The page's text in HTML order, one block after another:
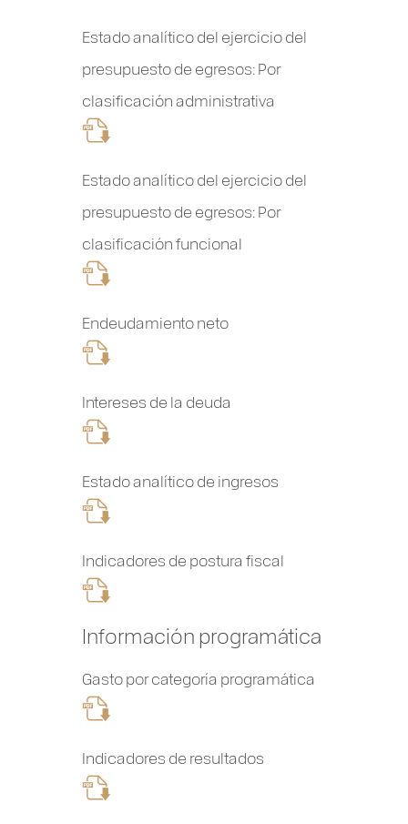
Estado analítico del ejercicio del
presupuesto de egresos: Por
clasificación administrativa
Estado analítico del ejercicio del
presupuesto de egresos: Por
clasificación funcional
Endeudamiento neto
Intereses de la deuda
Estado analítico de ingresos
Indicadores de postura fiscal
Información programática
Gasto por categoría programática
Indicadores de resultados